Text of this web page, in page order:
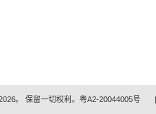
。 保留一切权利。粤A2-20044005号 |